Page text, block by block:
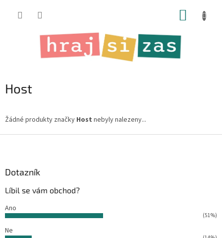
Host
Žádné produkty značky Host nebyly nalezeny...
Dotazník
Líbil se vám obchod?
Ano
(51%)
Ne